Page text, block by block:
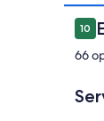
1010
66